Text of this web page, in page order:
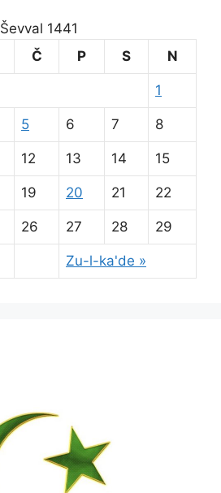
Ševval 1441
Č P S N
Zu-l-ka'de »
1
5 6 7 8
12 13 14 15
19 20 21 22
26 27 28 29